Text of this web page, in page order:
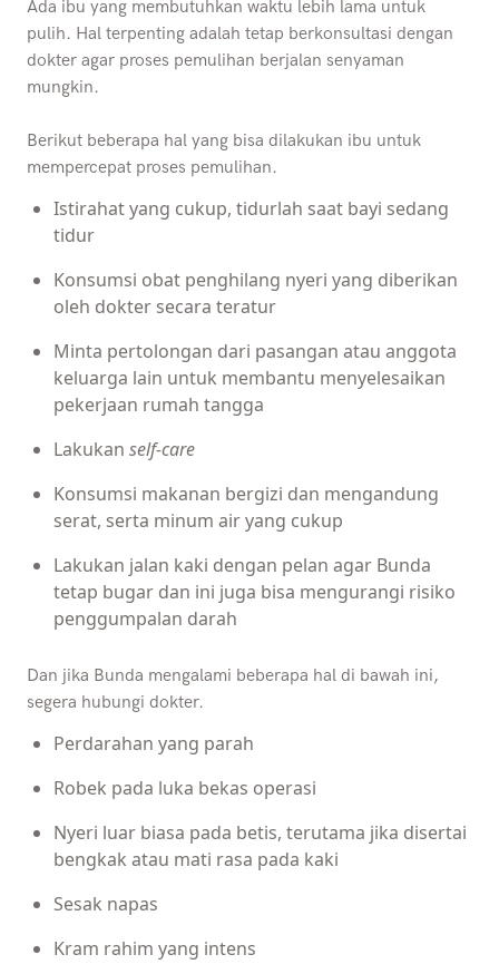
Ada ibu yang membutuhkan waktu lebih lama untuk
pulih. Hal terpenting adalah tetap berkonsultasi dengan
dokter agar proses pemulihan berjalan senyaman
mungkin.
Berikut beberapa hal yang bisa dilakukan ibu untuk
mempercepat proses pemulihan.
Istirahat yang cukup, tidurlah saat bayi sedang
tidur
Konsumsi obat penghilang nyeri yang diberikan
oleh dokter secara teratur
Minta pertolongan dari pasangan atau anggota
keluarga lain untuk membantu menyelesaikan
pekerjaan rumah tangga
Lakukan self-care
Konsumsi makanan bergizi dan mengandung
serat, serta minum air yang cukup
Lakukan jalan kaki dengan pelan agar Bunda
tetap bugar dan ini juga bisa mengurangi risiko
penggumpalan darah
Dan jika Bunda mengalami beberapa hal di bawah ini,
segera hubungi dokter.
Perdarahan yang parah
Robek pada luka bekas operasi
Nyeri luar biasa pada betis, terutama jika disertai
bengkak atau mati rasa pada kaki
Sesak napas
Kram rahim yang intens